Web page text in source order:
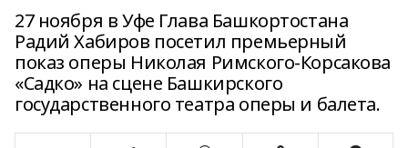
27 ноября в Уфе Глава Башкортостана
Радий Хабиров посетил премьерный
показ оперы Николая Римского-Корсакова
«Садко» на сцене Башкирского
государственного театра оперы и балета.